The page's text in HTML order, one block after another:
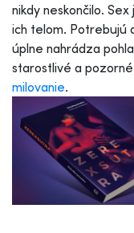
nikdy neskončilo.
ich telom. Potrebujú
úplne nahrádza
starostlivé a
milovanie.